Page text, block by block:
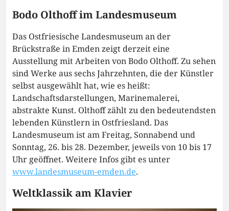
Bodo Olthoff im Landesmuseum
Das Ostfriesische Landesmuseum an der
Brückstraße in Emden zeigt derzeit eine
Ausstellung mit Arbeiten von Bodo Olthoff. Zu sehen
sind Werke aus sechs Jahrzehnten, die der Künstler
selbst ausgewählt hat, wie es heißt:
Landschaftsdarstellungen, Marinemalerei,
abstrakte Kunst. Olthoff zählt zu den bedeutendsten
lebenden Künstlern in Ostfriesland. Das
Landesmuseum ist am Freitag, Sonnabend und
Sonntag, 26. bis 28. Dezember, jeweils von 10 bis 17
Uhr geöffnet. Weitere Infos gibt es unter
www.landesmuseum-emden.de.
Weltklassik am Klavier